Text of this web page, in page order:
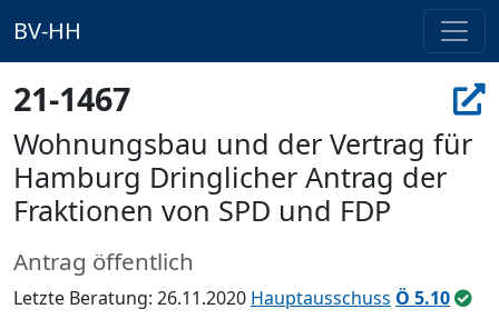
BV-HH
21-1467
Wohnungsbau und der Vertrag für
Hamburg Dringlicher Antrag der
Fraktionen von SPD und FDP
Antrag öffentlich
Letzte Beratung: 26.11.2020 Hauptausschuss Ö 5.10